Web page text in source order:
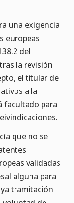
una exigencia
europeas
del
la revisión
el titular de
a la
facultado para
que no se
validadas
alguna para
tramitación